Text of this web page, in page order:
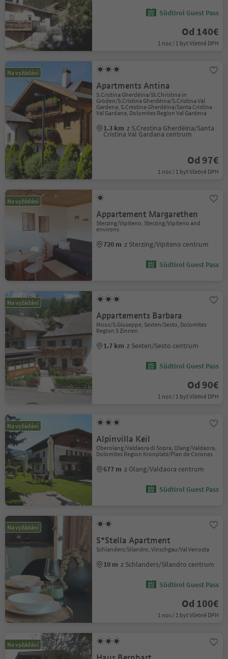
Südtirol Guest Pass
Od 140€
1 noc / 1 byt Včetně DPH
Na vyžádání
Apartments Antina
S.Cristina Gherdëina/St.Christina in
Gröden/S.Cristina Gherdëina/S.Cristina Val
Gardena, S.Crestina Gherdëina/Santa Cristina
Val Gardana, Dolomites Region Val Gardena
1.3 km z S.Crestina Gherdëina/Santa
Cristina Val Gardana centrum
Od 97€
1 noc / 1 byt Včetně DPH
Na vyžádání
Appartement Margarethen
Sterzing/Vipiteno, Sterzing/Vipiteno and
environs
720 m z Sterzing/Vipiteno centrum
Südtirol Guest Pass
Na vyžádání
Appartements Barbara
Moos/S.Giuseppe, Sexten/Sesto, Dolomites
Region 3 Zinnen
1.7 km z Sexten/Sesto centrum
Südtirol Guest Pass
Od 90€
1 noc / 1 byt Včetně DPH
Na vyžádání
Alpinvilla Keil
Oberolang/Valdaora di Sopra, Olang/Valdaora,
Dolomites Region Kronplatz/Plan de Corones
677 m z Olang/Valdaora centrum
Südtirol Guest Pass
Na vyžádání
S*Stella Apartment
Schlanders/Silandro, Vinschgau/Val Venosta
10 m z Schlanders/Silandro centrum
Südtirol Guest Pass
Od 100€
1 noc / 1 byt Včetně DPH
Na vyžádání